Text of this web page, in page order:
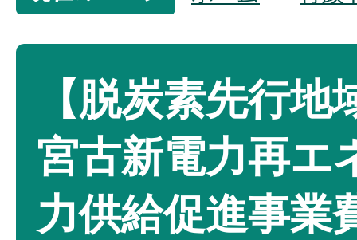
【脱炭素先行地
宮古新電力再エ
力供給促進事業